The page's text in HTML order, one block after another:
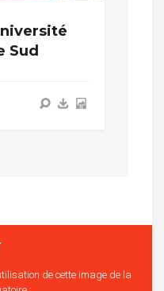
Sud
de cette image de la